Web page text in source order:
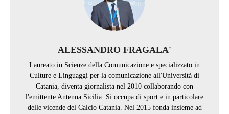
ALESSANDRO FRAGALA'
Laureato in Scienze della Comunicazione e specializzato in
Culture e Linguaggi per la comunicazione all'Università di
Catania, diventa giornalista nel 2010 collaborando con
l'emittente Antenna Sicilia. Si occupa di sport e in particolare
delle vicende del Calcio Catania. Nel 2015 fonda insieme ad